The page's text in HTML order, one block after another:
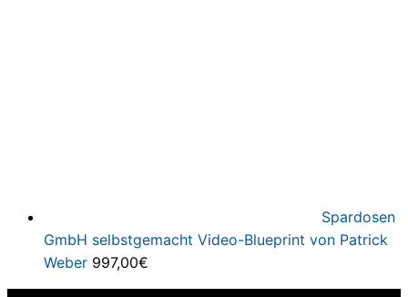
Spardosen
GmbH selbstgemacht Video-Blueprint von Patrick
Weber 997,00€